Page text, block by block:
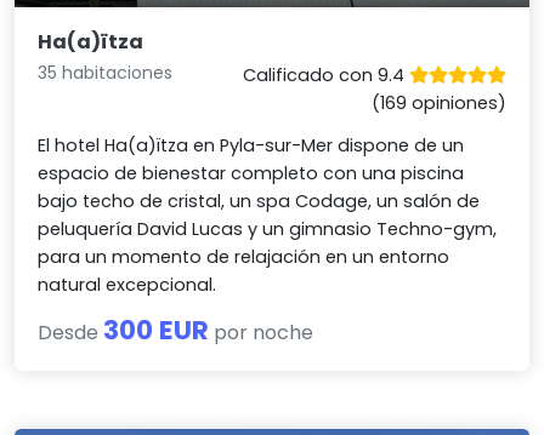
Ha(a)ïtza
35 habitaciones
Calificado con 9.4
(169 opiniones)
El hotel Ha(a)ïtza en Pyla-sur-Mer dispone de un
espacio de bienestar completo con una piscina
bajo techo de cristal, un spa Codage, un salón de
peluquería David Lucas y un gimnasio Techno-gym,
para un momento de relajación en un entorno
natural excepcional.
Desde 300 EUR por noche